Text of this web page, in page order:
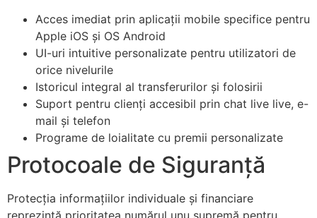
Acces imediat prin aplicații mobile specifice pentru
Apple iOS și OS Android
UI-uri intuitive personalizate pentru utilizatori de
orice nivelurile
Istoricul integral al transferurilor și folosirii
Suport pentru clienți accesibil prin chat live live, e-
mail și telefon
Programe de loialitate cu premii personalizate
Protocoale de Siguranță
Protecția informațiilor individuale și financiare